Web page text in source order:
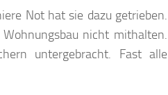
Not hat sie dazu getrieben.
nicht mithalten.
untergebracht. Fast alle